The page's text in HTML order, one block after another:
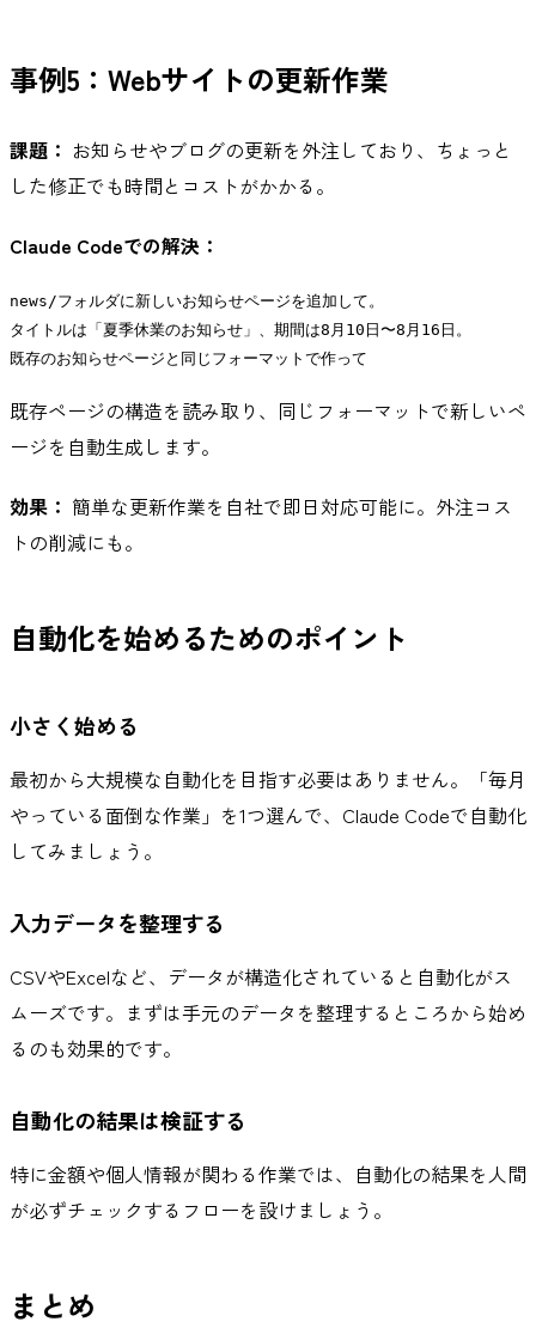
事例5：Webサイトの更新作業
課題： お知らせやブログの更新を外注しており、ちょっと
した修正でも時間とコストがかかる。
Claude Codeでの解決：
news/フォルダに新しいお知らせページを追加して。
タイトルは「夏季休業のお知らせ」、期間は8月10日〜8月16日。
既存ページの構造を読み取り、同じフォーマットで新しいペ
ージを自動生成します。
効果： 簡単な更新作業を自社で即日対応可能に。外注コス
トの削減にも。
自動化を始めるためのポイント
小さく始める
最初から大規模な自動化を目指す必要はありません。「毎月
やっている面倒な作業」を1つ選んで、Claude Codeで自動化
してみましょう。
入力データを整理する
CSVやExcelなど、データが構造化されていると自動化がス
ムーズです。まずは手元のデータを整理するところから始め
るのも効果的です。
自動化の結果は検証する
特に金額や個人情報が関わる作業では、自動化の結果を人間
が必ずチェックするフローを設けましょう。
まとめ